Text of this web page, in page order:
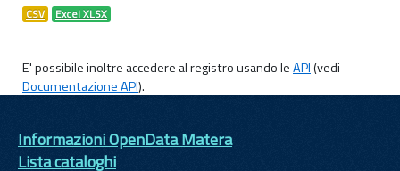
CSV Excel XLSX
E' possibile inoltre accedere al registro usando leAPI(vedi
Documentazione API).
Informazioni OpenData Matera
Lista cataloghi